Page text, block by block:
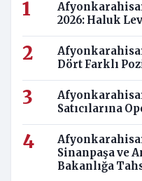
2026: Haluk
Afyonkarahisar
Dört Farklı
Satıcılarına
Sinanpaşa ve
Bakanlığa